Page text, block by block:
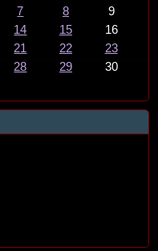
7 8
9
14 15
16
21 22
23
28 29
30